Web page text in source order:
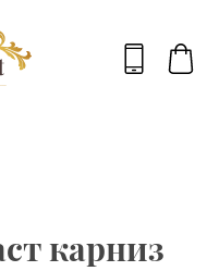
карниз